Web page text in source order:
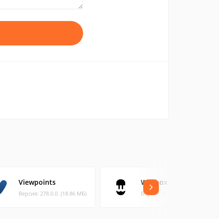
Viewpoints
Версия: 278.0.0. (18.86 МБ)
Wallbox
Версия: 2.104.0 (53.52 МБ)